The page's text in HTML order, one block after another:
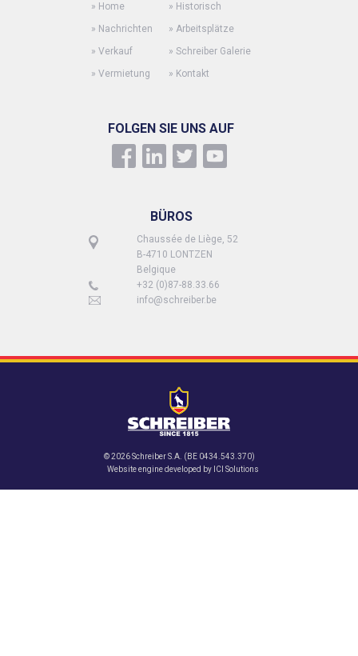
» Home
» Nachrichten
» Verkauf
» Vermietung
» Historisch
» Arbeitsplätze
» Schreiber Galerie
» Kontakt
FOLGEN SIE UNS AUF
BÜROS
Chaussée de Liège, 52
B-4710 LONTZEN
Belgique
+32 (0)87-88.33.66
info@schreiber.be
© 2026 Schreiber S.A. (BE 0434.543.370)
Website engine developed by ICI Solutions